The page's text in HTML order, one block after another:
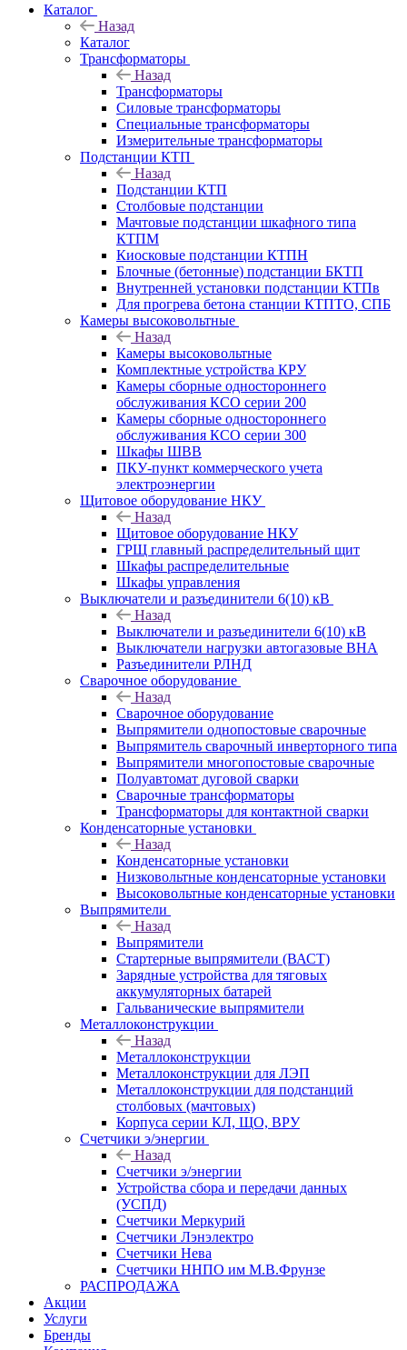
Каталог
Назад
Каталог
Трансформаторы
Назад
Трансформаторы
Силовые трансформаторы
Специальные трансформаторы
Измерительные трансформаторы
Подстанции КТП
Назад
Подстанции КТП
Столбовые подстанции
Мачтовые подстанции шкафного типа
КТПМ
Киосковые подстанции КТПН
Блочные (бетонные) подстанции БКТП
Внутренней установки подстанции КТПв
Для прогрева бетона станции КТПТО, СПБ
Камеры высоковольтные
Назад
Камеры высоковольтные
Комплектные устройства КРУ
Камеры сборные одностороннего
обслуживания КСО серии 200
Камеры сборные одностороннего
обслуживания КСО серии 300
Шкафы ШВВ
ПКУ-пункт коммерческого учета
электроэнергии
Щитовое оборудование НКУ
Назад
Щитовое оборудование НКУ
ГРЩ главный распределительный щит
Шкафы распределительные
Шкафы управления
Выключатели и разъединители 6(10) кВ
Назад
Выключатели и разъединители 6(10) кВ
Выключатели нагрузки автогазовые ВНА
Разъединители РЛНД
Сварочное оборудование
Назад
Сварочное оборудование
Выпрямители однопостовые сварочные
Выпрямитель сварочный инверторного типа
Выпрямители многопостовые сварочные
Полуавтомат дуговой сварки
Сварочные трансформаторы
Трансформаторы для контактной сварки
Конденсаторные установки
Назад
Конденсаторные установки
Низковольтные конденсаторные установки
Высоковольтные конденсаторные установки
Выпрямители
Назад
Выпрямители
Стартерные выпрямители (ВАСТ)
Зарядные устройства для тяговых
аккумуляторных батарей
Гальванические выпрямители
Металлоконструкции
Назад
Металлоконструкции
Металлоконструкции для ЛЭП
Металлоконструкции для подстанций
столбовых (мачтовых)
Корпуса серии КЛ, ЩО, ВРУ
Счетчики э/энергии
Назад
Счетчики э/энергии
Устройства сбора и передачи данных
(УСПД)
Счетчики Меркурий
Счетчики Лэнэлектро
Счетчики Нева
Счетчики ННПО им М.В.Фрунзе
РАСПРОДАЖА
Акции
Услуги
Бренды